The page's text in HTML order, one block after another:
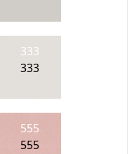
333
333
555
555